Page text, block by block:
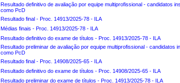
Resultado definitivo de avaliação por equipe multiprofissional - candidatos
como PcD
Resultado final - Proc. 14913/2025-78 - ILA
Médias finais - Proc. 14913/2025-78 - ILA
Resultado definitivo do exame de títulos - Proc. 14913/2025-78 - ILA
Resultado preliminar de avaliação por equipe multiprofissional - candidatos
como PcD
Resultado final - Proc. 14908/2025-65 - ILA
Resultado definitivo do exame de títulos - Proc. 14908/2025-65 - ILA
Resultado preliminar do exame de títulos - Proc. 14913/2025-78 - ILA